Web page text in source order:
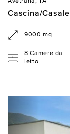
Cascina/Casale
9000 mq
8 Camere da
letto